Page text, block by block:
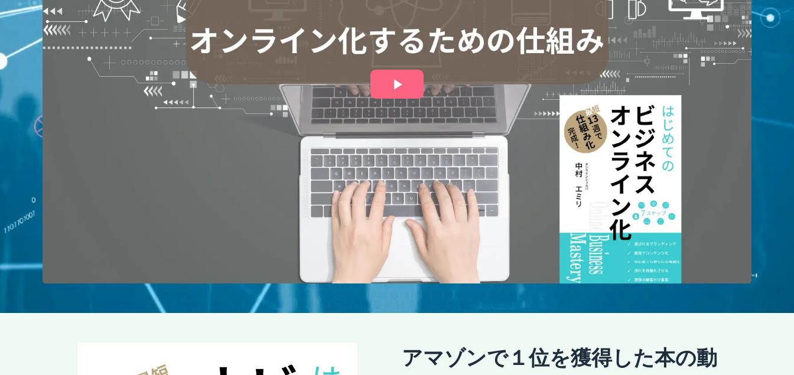
アマゾンで１位を獲得した本の動